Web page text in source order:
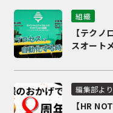
組織
【テク
スオート
編集部より
【HR